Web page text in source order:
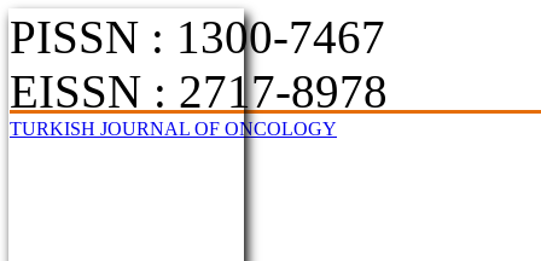
PISSN : 1300-7467
EISSN : 2717-8978
TURKISH JOURNAL OF ONCOLOGY